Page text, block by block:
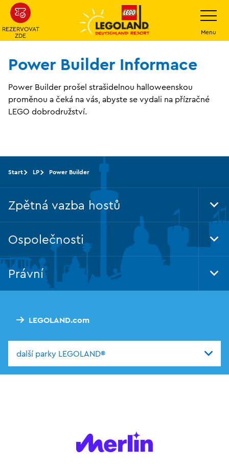
Přeskočit
hlavní
obsah
REZERVOVAT
ZDE
Přepínání
navigace
Menu
Power Builder Informace
Power Builder prošel strašidelnou halloweenskou
proměnou a čeká na vás, abyste se vydali na přízračné
LEGO dobrodružství.
LEGOLAND.com
další parky LEGOLAND®
Start LP Power Builder
Zpětná vazba hostů
Ospolečnosti
Právní